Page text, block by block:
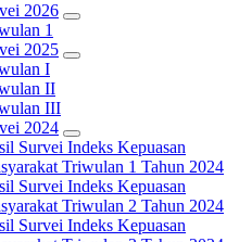
2026
1
2025
I
II
III
2024
Survei Indeks Kepuasan
Triwulan 1 Tahun 2024
Survei Indeks Kepuasan
Triwulan 2 Tahun 2024
Survei Indeks Kepuasan